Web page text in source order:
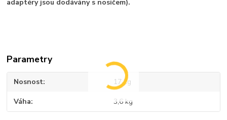
adaptéry jsou dodávány s nosičem).
Parametry
Nosnost 17 kg
Váha 3,6 kg